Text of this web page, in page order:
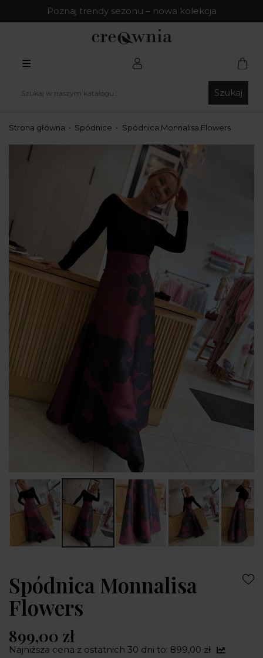
Poznaj trendy sezonu – nowa kolekcja
Szukaj
Strona główna Spódnice Spódnica Monnalisa Flowers
Spódnica Monnalisa
Flowers
899,00 zł
Najniższa cena z ostatnich 30 dni to: 899,00 zł